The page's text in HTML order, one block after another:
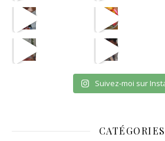
avec les astuces de @aist
OUI JE SAIS CPAS UNE VRA
Suivez-moi sur
CATÉGORIES